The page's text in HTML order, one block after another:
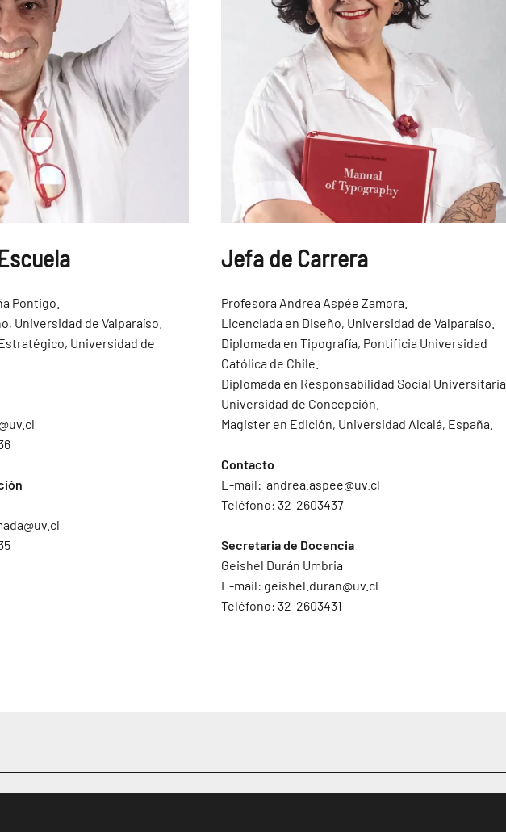
Pontigo.
Universidad de Valparaíso.
Universidad de
Jefa de Carrera
Profesora Andrea Aspée Zamora.
Licenciada en Diseño, Universidad de Valparaíso.
Diplomada en Tipografía, Pontificia Universidad
Católica de Chile.
Diplomada en Responsabilidad Social Universitaria
Universidad de Concepción.
Magister en Edición, Universidad Alcalá, España.
Contacto
E-mail: andrea.aspee@uv.cl
Teléfono: 32-2603437
Secretaria de Docencia
Geishel Durán Umbria
E-mail: geishel.duran@uv.cl
Teléfono: 32-2603431